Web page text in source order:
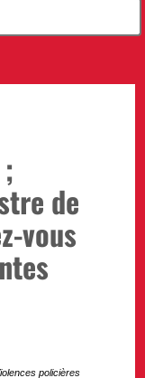
de
vous
policières